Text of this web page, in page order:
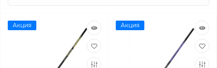
Акция Акция